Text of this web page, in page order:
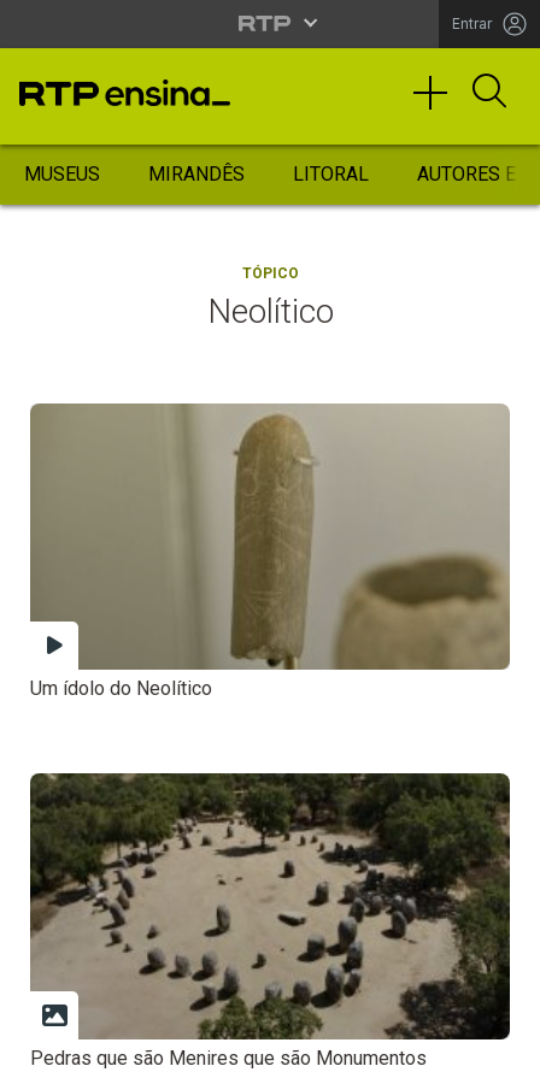
Entrar
MUSEUS MIRANDÊS LITORAL AUTORES
TÓPICO
Neolítico
Um ídolo do Neolítico
Pedras que são Menires que são Monumentos